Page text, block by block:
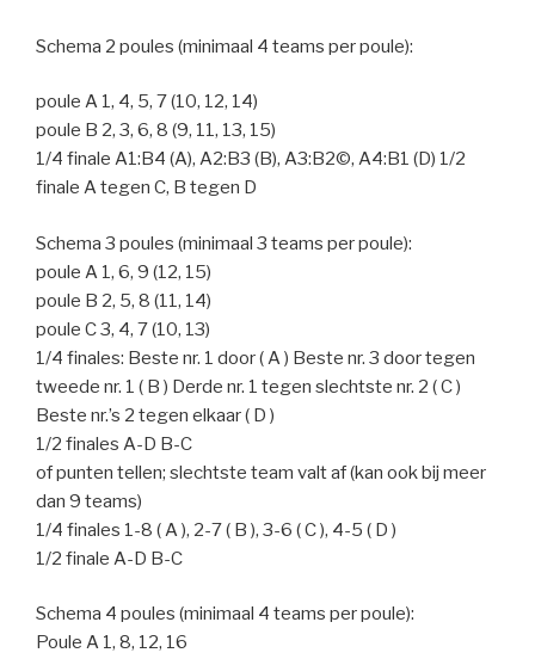
Schema 2 poules (minimaal 4 teams per poule):
poule A 1, 4, 5, 7 (10, 12, 14)
poule B 2, 3, 6, 8 (9, 11, 13, 15)
1/4 finale A1:B4 (A), A2:B3 (B), A3:B2©, A4:B1 (D) 1/2
finale A tegen C, B tegen D
Schema 3 poules (minimaal 3 teams per poule):
poule A 1, 6, 9 (12, 15)
poule B 2, 5, 8 (11, 14)
poule C 3, 4, 7 (10, 13)
1/4 finales: Beste nr. 1 door ( A ) Beste nr. 3 door tegen
tweede nr. 1 ( B ) Derde nr. 1 tegen slechtste nr. 2 ( C )
Beste nr.’s 2 tegen elkaar ( D )
1/2 finales A-D B-C
of punten tellen; slechtste team valt af (kan ook bij meer
dan 9 teams)
1/4 finales 1-8 ( A ), 2-7 ( B ), 3-6 ( C ), 4-5 ( D )
1/2 finale A-D B-C
Schema 4 poules (minimaal 4 teams per poule):
Poule A 1, 8, 12, 16